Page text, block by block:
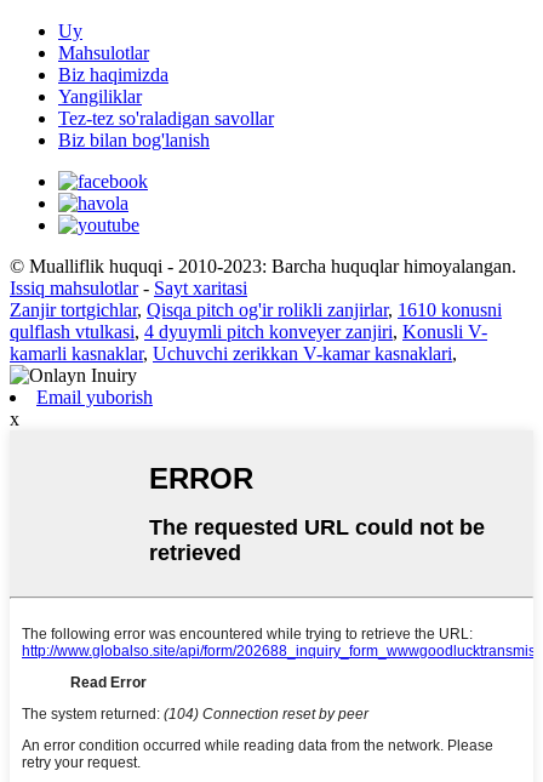
Uy
Mahsulotlar
Biz haqimizda
Yangiliklar
Tez-tez so'raladigan savollar
Biz bilan bog'lanish
© Mualliflik huquqi - 2010-2023: Barcha huquqlar himoyalangan.
Issiq mahsulotlar- Sayt xaritasi
Zanjir tortgichlar, Qisqa pitch og'ir rolikli zanjirlar, 1610 konusni
qulflash vtulkasi, 4 dyuymli pitch konveyer zanjiri, Konusli V-
kamarli kasnaklar, Uchuvchi zerikkan V-kamar kasnaklari,
Email yuborish
x